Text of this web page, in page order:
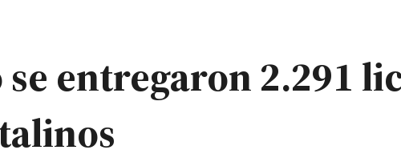
entregaron 2.291